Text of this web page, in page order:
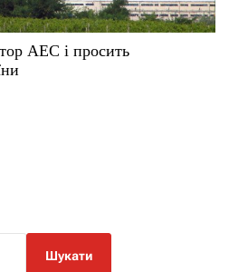
АЕС і просить